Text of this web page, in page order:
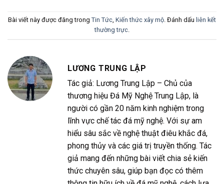
Bài viết này được đăng trong Tin Tức, Kiến thức xây mộ. Đánh dấu liên kết
thường trực.
LƯƠNG TRUNG LẬP
Tác giả: Lương Trung Lập – Chủ của
thương hiệu Đá Mỹ Nghệ Trung Lập, là
người có gần 20 năm kinh nghiệm trong
lĩnh vực chế tác đá mỹ nghệ. Với sự am
hiểu sâu sắc về nghệ thuật điêu khắc đá,
phong thủy và các giá trị truyền thống. Tác
giả mang đến những bài viết chia sẻ kiến
thức chuyên sâu, giúp bạn đọc có thêm